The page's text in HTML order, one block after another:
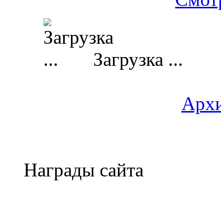
Загрузка ...
Награды сайта